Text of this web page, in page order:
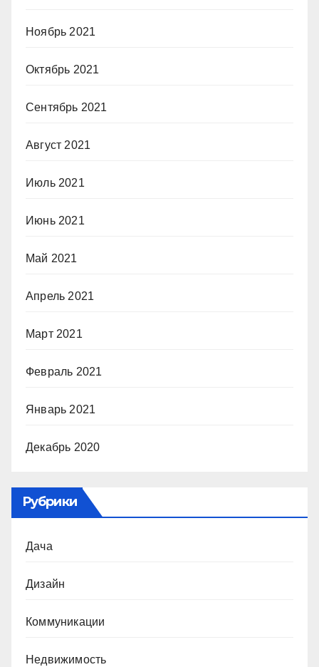
Ноябрь 2021
Октябрь 2021
Сентябрь 2021
Август 2021
Июль 2021
Июнь 2021
Май 2021
Апрель 2021
Март 2021
Февраль 2021
Январь 2021
Декабрь 2020
Рубрики
Дача
Дизайн
Коммуникации
Недвижимость